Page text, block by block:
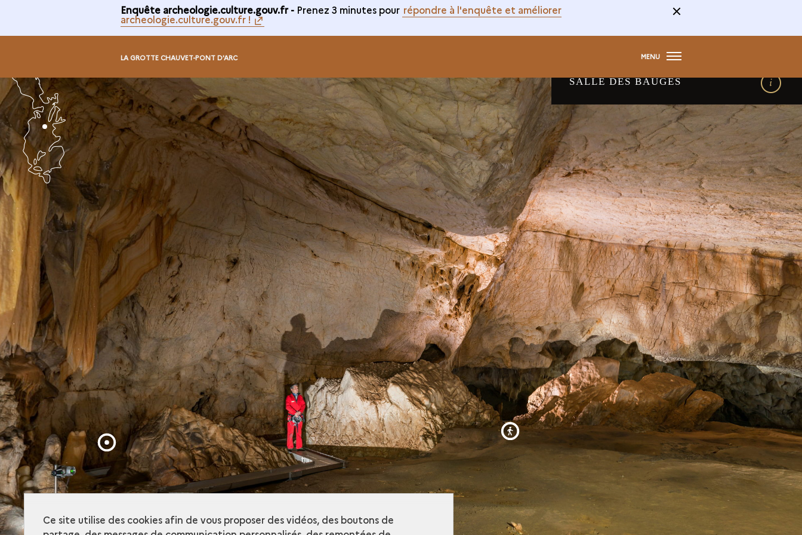
Enquête archeologie.culture.gouv.fr - Prenez 3 minutes pour répondre à l'enquête et améliorer
archeologie.culture.gouv.fr !
La
Grotte
Chauvet-
Pont
Visite
virtuelle
LA GROTTE CHAUVET-PONT D'ARC MENU
SALLE DES BAUGES
détails
Ce site utilise des cookies afin de vous proposer des vidéos, des boutons de